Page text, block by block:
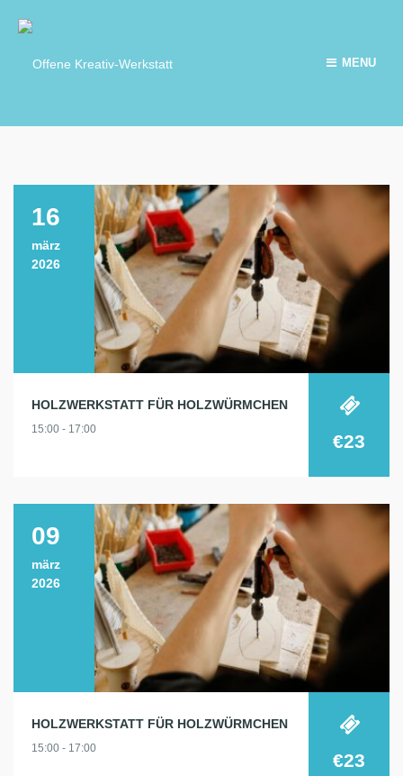
MENU
16
märz
2026
HOLZWERKSTATT FÜR HOLZWÜRMCHEN
15:00 - 17:00
€23
09
märz
2026
HOLZWERKSTATT FÜR HOLZWÜRMCHEN
15:00 - 17:00
€23